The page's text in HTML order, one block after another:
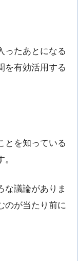
ったあとになる
を有効活用する
とを知っている
な議論がありま
のが当たり前に